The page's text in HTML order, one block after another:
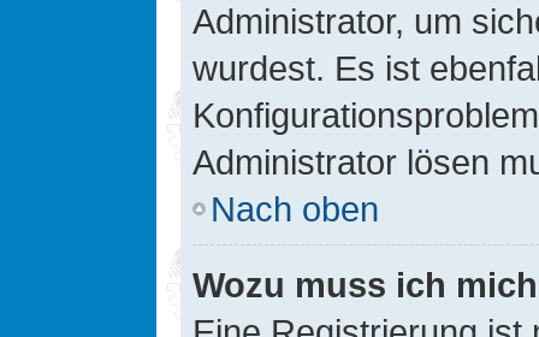
Administrator, um
wurdest. Es ist
Administrator lösen
Nach oben
Wozu muss ich